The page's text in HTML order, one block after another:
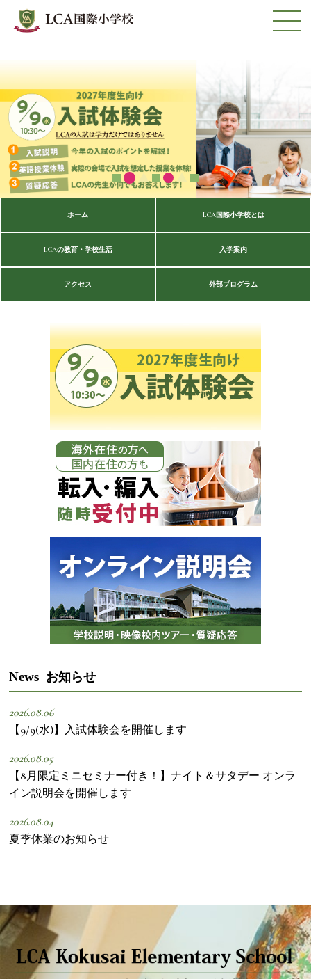
ホーム LCA国際小学校とは
LCAの教育・学校生活 入学案内
アクセス 外部プログラム
News お知らせ
2026.08.06
【9/9(水)】入試体験会を開催します
2026.08.05
【8月限定ミニセミナー付き！】ナイト＆サタデー オンラ
イン説明会を開催します
2026.08.04
夏季休業のお知らせ